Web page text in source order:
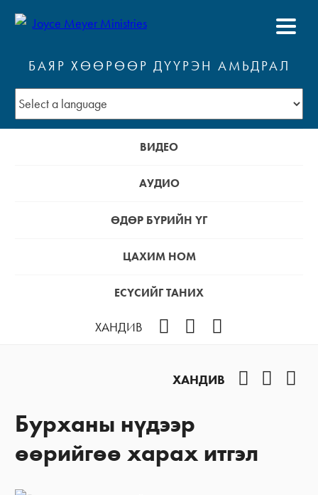
БАЯР ХӨӨРӨӨР ДҮҮРЭН АМЬДРАЛ
ВИДЕО
АУДИО
ӨДӨР БҮРИЙН ҮГ
ЦАХИМ НОМ
ЕСҮСИЙГ ТАНИХ
ХАНДИВ
ХАНДИВ
Бурханы нүдээр
өөрийгөө харах итгэл